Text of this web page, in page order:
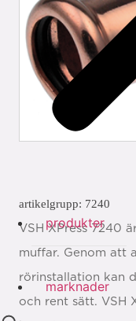
produkter
marknader
artikelgrupp: 7240
VSH XPress 7240
muffar. Genom att
rörinstallation kan
och rent sätt. VSH